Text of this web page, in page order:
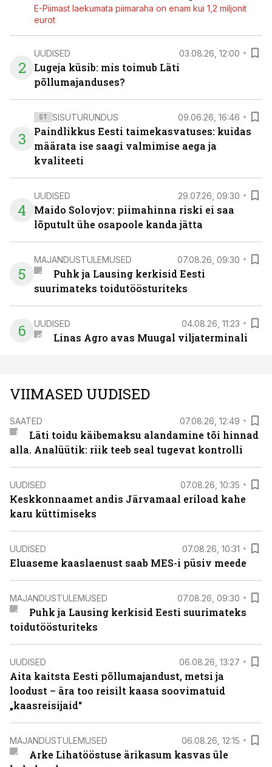
E-Piimast laekumata piimaraha on enam kui 1,2 miljonit
eurot
2
UUDISED 03.08.26, 12:00
Lugeja küsib: mis toimub Läti
põllumajanduses?
3
ST SISUTURUNDUS 09.06.26, 16:46
Paindlikkus Eesti taimekasvatuses: kuidas
määrata ise saagi valmimise aega ja
kvaliteeti
4
UUDISED 29.07.26, 09:30
Maido Solovjov: piimahinna riski ei saa
lõputult ühe osapoole kanda jätta
5
MAJANDUSTULEMUSED 07.08.26, 09:30
Puhk ja Lausing kerkisid Eesti
suurimateks toidutöösturiteks
6 UUDISED 04.08.26, 11:23
Linas Agro avas Muugal viljaterminali
VIIMASED UUDISED
SAATED 07.08.26, 12:49
Läti toidu käibemaksu alandamine tõi hinnad
alla. Analüütik: riik teeb seal tugevat kontrolli
UUDISED 07.08.26, 10:35
Keskkonnaamet andis Järvamaal eriload kahe
karu küttimiseks
UUDISED 07.08.26, 10:31
Eluaseme kaaslaenust saab MES-i püsiv meede
MAJANDUSTULEMUSED 07.08.26, 09:30
Puhk ja Lausing kerkisid Eesti suurimateks
toidutöösturiteks
UUDISED 06.08.26, 13:27
Aita kaitsta Eesti põllumajandust, metsi ja
loodust – ära too reisilt kaasa soovimatuid
„kaasreisijaid“
MAJANDUSTULEMUSED 06.08.26, 12:15
Arke Lihatööstuse ärikasum kasvas üle